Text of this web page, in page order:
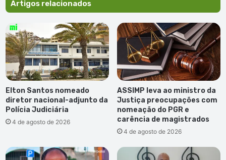
encaixe
e
seguro
Artigos relacionados
Elton Santos nomeado
diretor nacional-adjunto da
Polícia Judiciária
4 de agosto de 2026
ASSIMP leva ao ministro da
Justiça preocupações com
nomeação do PGR e
carência de magistrados
4 de agosto de 2026